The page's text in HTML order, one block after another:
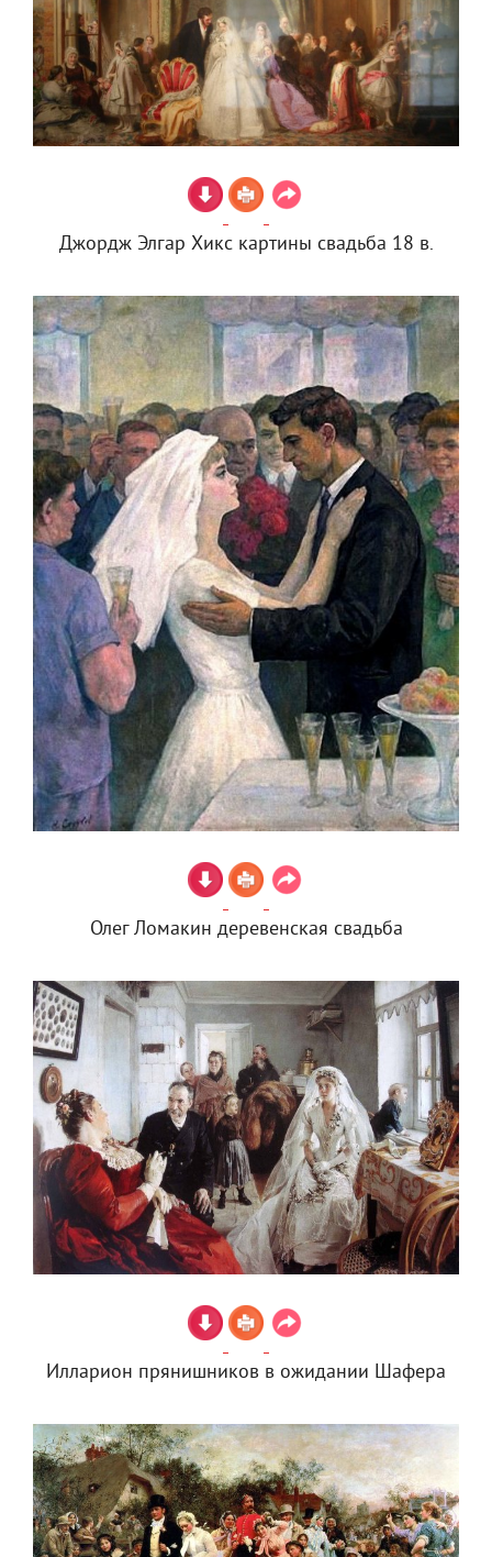
Джордж Элгар Хикс картины свадьба 18 в.
Олег Ломакин деревенская свадьба
Илларион прянишников в ожидании Шафера